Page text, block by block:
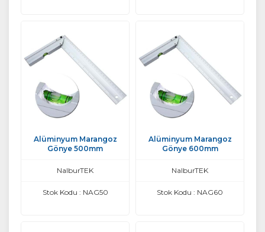
Alüminyum Marangoz
Gönye 500mm
NalburTEK
Stok Kodu : NAG50
Alüminyum Marangoz
Gönye 600mm
NalburTEK
Stok Kodu : NAG60